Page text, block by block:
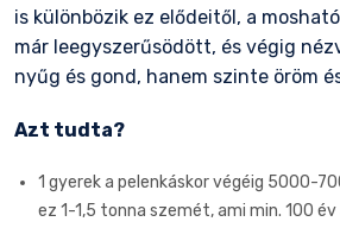
is különbözik ez elődeitől, a
már leegyszerűsödött, és végig
nyűg és gond, hanem szinte öröm
Azt tudta?
1 gyerek a pelenkáskor végéig 5000-
ez 1-1,5 tonna szemét, ami min. 100